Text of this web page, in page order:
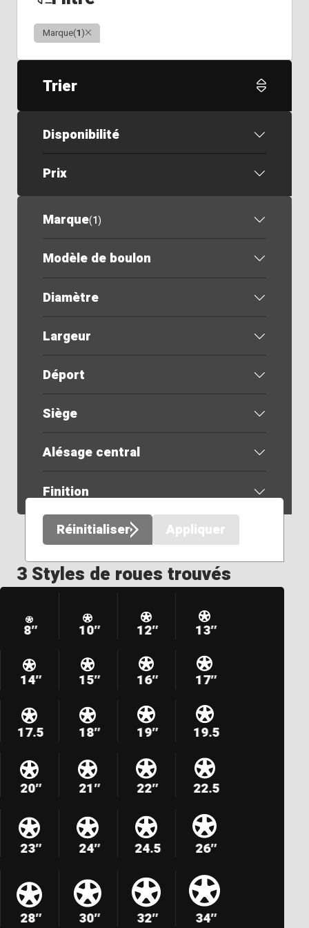
Marque(1)Clair
Trier
Disponibilité
Prix
Marque(1)
Modèle de boulon
Diamètre
Largeur
Déport
Siège
Alésage central
Finition
Réinitialiser
Appliquer
3 Styles de roues trouvés
8″ 10″ 12″ 13″
14″ 15″ 16″ 17″
17.5 18″ 19″ 19.5
20″ 21″ 22″ 22.5
23″ 24″ 24.5 26″
28″ 30″ 32″ 34″